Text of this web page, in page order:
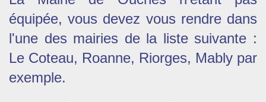
équipée, vous devez vous rendre dans
l'une des mairies de la liste suivante :
Le Coteau, Roanne, Riorges, Mably par
exemple.